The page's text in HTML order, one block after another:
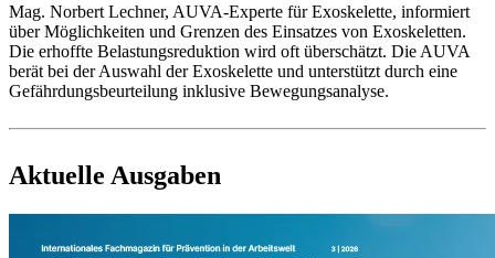
Mag. Norbert Lechner, AUVA-Experte für Exoskelette, informiert
über Möglichkeiten und Grenzen des Einsatzes von Exoskeletten.
Die erhoffte Belastungsreduktion wird oft überschätzt. Die AUVA
berät bei der Auswahl der Exoskelette und unterstützt durch eine
Gefährdungsbeurteilung inklusive Bewegungsanalyse.
Aktuelle Ausgaben